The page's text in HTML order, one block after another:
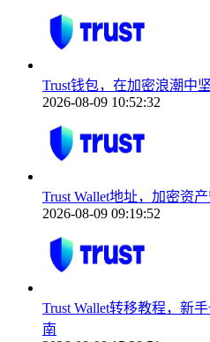
Trust钱包，在加密浪潮中
2026-08-09 10:52:32
Trust Wallet地址，加密资
2026-08-09 09:19:52
Trust Wallet转移教程，新
南